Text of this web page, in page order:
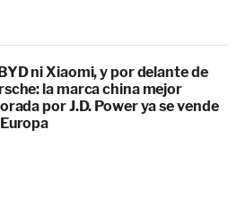
ni Xiaomi, y por delante de
la marca china mejor
por J.D. Power ya se vende